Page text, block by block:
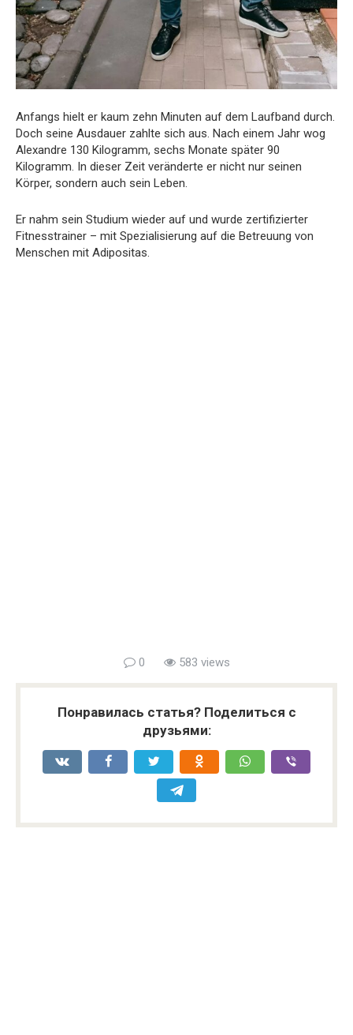
Anfangs hielt er kaum zehn Minuten auf dem Laufband durch.
Doch seine Ausdauer zahlte sich aus. Nach einem Jahr wog
Alexandre 130 Kilogramm, sechs Monate später 90
Kilogramm. In dieser Zeit veränderte er nicht nur seinen
Körper, sondern auch sein Leben.
Er nahm sein Studium wieder auf und wurde zertifizierter
Fitnesstrainer – mit Spezialisierung auf die Betreuung von
Menschen mit Adipositas.
0 583 views
Понравилась статья? Поделиться с
друзьями: